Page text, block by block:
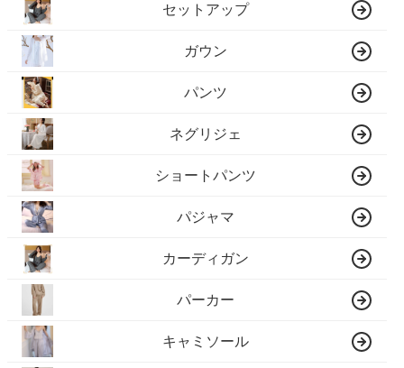
セットアップ
ガウン
パンツ
ネグリジェ
ショートパンツ
パジャマ
カーディガン
パーカー
キャミソール